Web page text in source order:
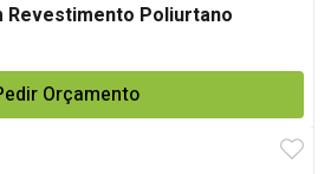
Revestimento Poliurtano
Orçamento